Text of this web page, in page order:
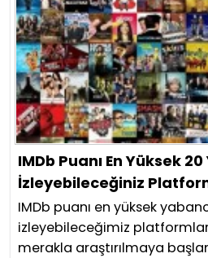
IMDb Puanı En Yüksek
İzleyebileceğiniz
IMDb puanı en yüksek
izleyebileceğimiz
merakla araştırılmaya